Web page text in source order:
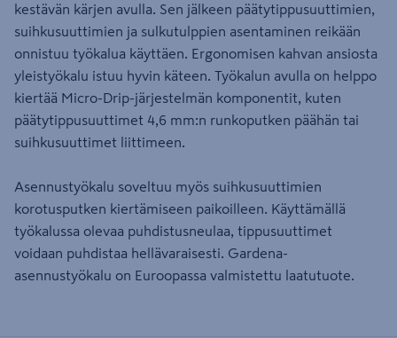
kestävän kärjen avulla. Sen jälkeen päätytippusuuttimien,
suihkusuuttimien ja sulkutulppien asentaminen reikään
onnistuu työkalua käyttäen. Ergonomisen kahvan ansiosta
yleistyökalu istuu hyvin käteen. Työkalun avulla on helppo
kiertää Micro-Drip-järjestelmän komponentit, kuten
päätytippusuuttimet 4,6 mm:n runkoputken päähän tai
suihkusuuttimet liittimeen.
Asennustyökalu soveltuu myös suihkusuuttimien
korotusputken kiertämiseen paikoilleen. Käyttämällä
työkalussa olevaa puhdistusneulaa, tippusuuttimet
voidaan puhdistaa hellävaraisesti. Gardena-
asennustyökalu on Euroopassa valmistettu laatutuote.